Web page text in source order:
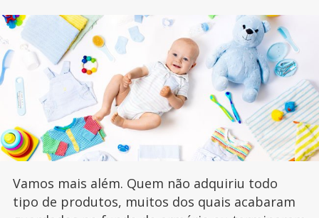
Vamos mais além. Quem não adquiriu todo
tipo de produtos, muitos dos quais acabaram